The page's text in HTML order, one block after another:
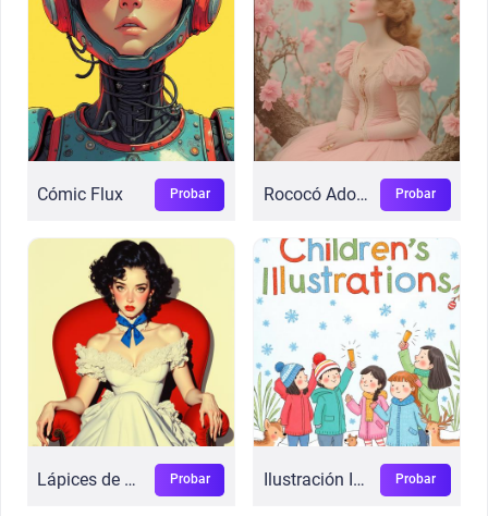
Cómic Flux Probar Rococó Adorable Probar
Lápices de Colores Vivos Probar Ilustración Infantil Probar